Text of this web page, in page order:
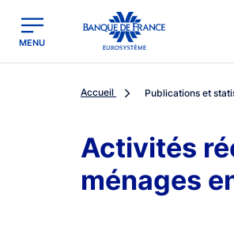
Banque de France - Menu Principal
MENU
Accueil Publications et
Activités
ménages